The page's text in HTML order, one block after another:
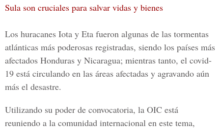
Sula son cruciales para salvar vidas y bienes
Los huracanes Iota y Eta fueron algunas de las tormentas
atlánticas más poderosas registradas, siendo los países más
afectados Honduras y Nicaragua; mientras tanto, el covid-
19 está circulando en las áreas afectadas y agravando aún
más el desastre.
Utilizando su poder de convocatoria, la OIC está
reuniendo a la comunidad internacional en este tema,